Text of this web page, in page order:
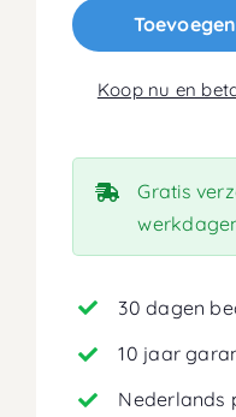
Koop nu en
Gratis
30 dagen
10 jaar
Nederlands